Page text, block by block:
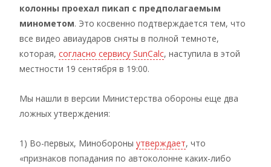
колонны проехал пикап с предполагаемым
минометом. Это косвенно подтверждается тем, что
все видео авиаударов сняты в полной темноте,
которая, согласно сервису SunCalc, наступила в этой
местности 19 сентября в 19:00.
Мы нашли в версии Министерства обороны еще два
ложных утверждения:
1) Во-первых, Минобороны утверждает, что
«признаков попадания по автоколонне каких-либо